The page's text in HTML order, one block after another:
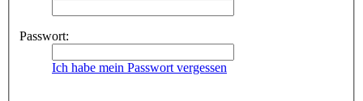
Passwort:
Ich habe mein Passwort vergessen